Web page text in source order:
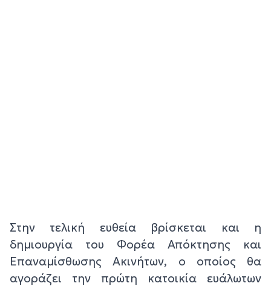
Στην τελική ευθεία βρίσκεται και η
δημιουργία του Φορέα Απόκτησης και
Επαναμίσθωσης Ακινήτων, ο οποίος θα
αγοράζει την πρώτη κατοικία ευάλωτων